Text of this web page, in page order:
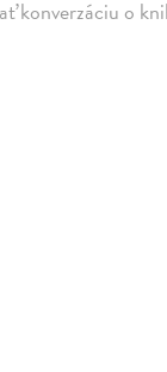
konverzáciu o